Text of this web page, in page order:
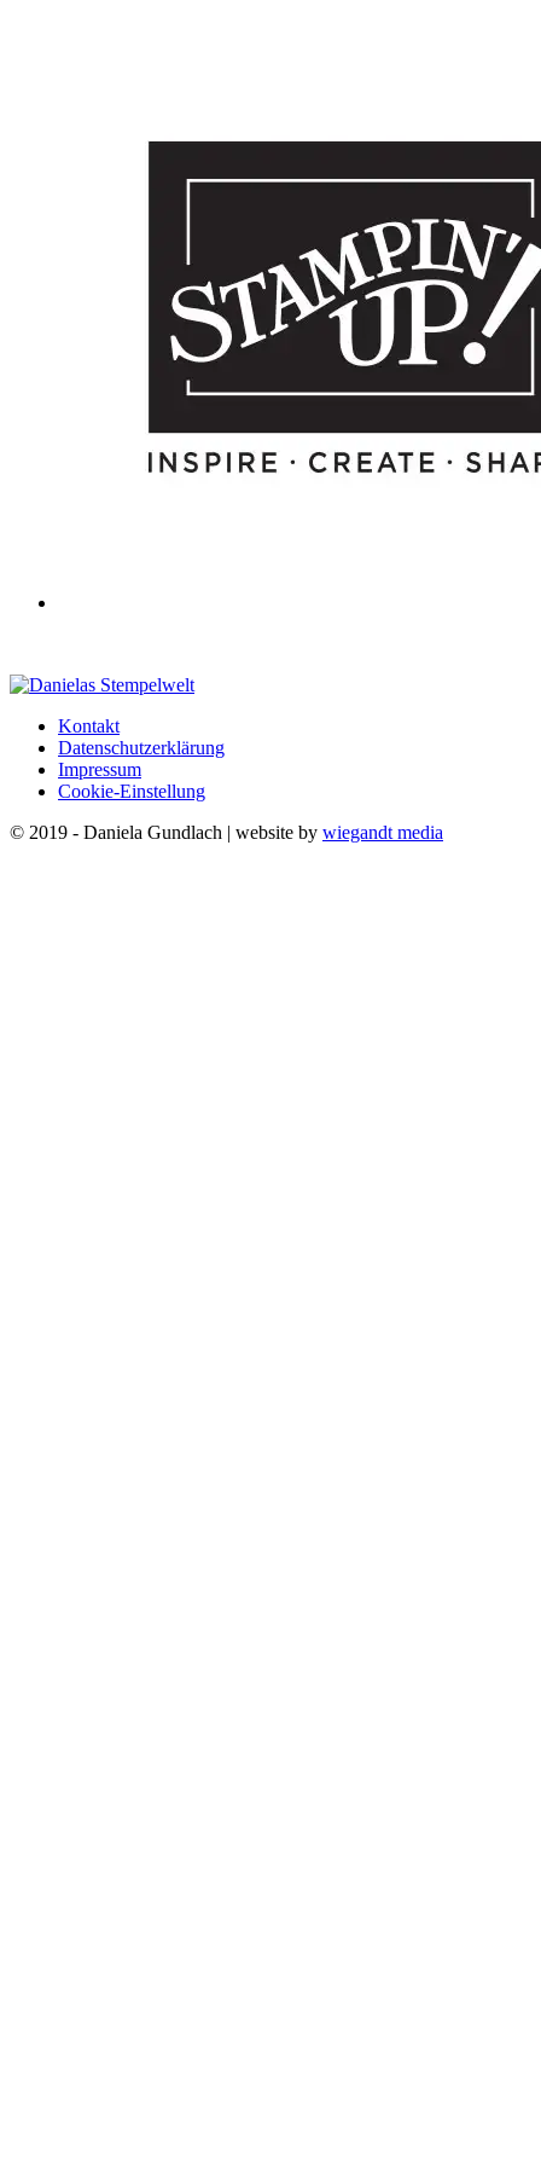
Kontakt
Datenschutzerklärung
Impressum
Cookie-Einstellung
© 2019 - Daniela Gundlach | website by wiegandt media